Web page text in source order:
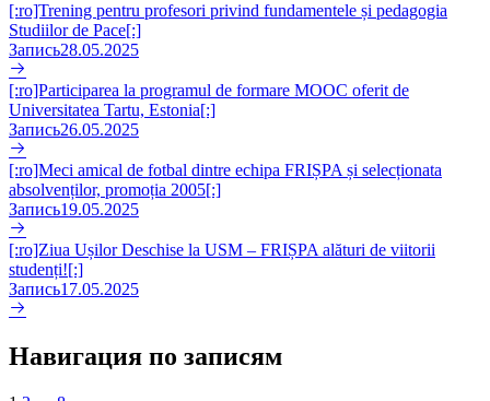
[:ro]Trening pentru profesori privind fundamentele și pedagogia
Studiilor de Pace[:]
Запись28.05.2025
[:ro]Participarea la programul de formare MOOC oferit de
Universitatea Tartu, Estonia[:]
Запись26.05.2025
[:ro]Meci amical de fotbal dintre echipa FRIȘPA și selecționata
absolvenților, promoția 2005[:]
Запись19.05.2025
[:ro]Ziua Ușilor Deschise la USM – FRIȘPA alături de viitorii
studenți![:]
Запись17.05.2025
Навигация по записям